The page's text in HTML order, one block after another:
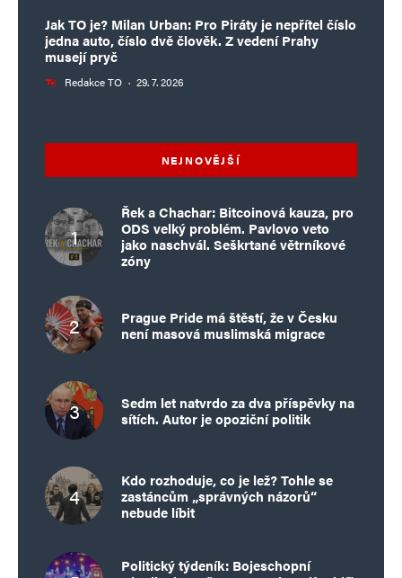
Jak TO je? Milan Urban: Pro Piráty je nepřítel číslo
jedna auto, číslo dvě člověk. Z vedení Prahy
musejí pryč
Redakce TO · 29. 7. 2026
NEJNOVĚJŠÍ
Řek a Chachar: Bitcoinová kauza, pro
ODS velký problém. Pavlovo veto
jako naschvál. Seškrtané větrníkové
zóny
Prague Pride má štěstí, že v Česku
není masová muslimská migrace
Sedm let natvrdo za dva příspěvky na
sítích. Autor je opoziční politik
Kdo rozhoduje, co je lež? Tohle se
zastáncům „správných názorů“
nebude líbit
Politický týdeník: Bojeschopní